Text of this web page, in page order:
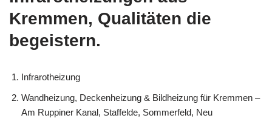
Kremmen, Qualitäten die
begeistern.
Infrarotheizung
Wandheizung, Deckenheizung & Bildheizung für Kremmen –
Am Ruppiner Kanal, Staffelde, Sommerfeld, Neu